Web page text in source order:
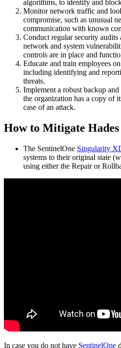
algorithms, to identify and
Monitor network traffic and
compromise, such as unusual
communication with known
Conduct regular security audits
network and system
controls are in place and
Educate and train employees
including identifying and
threats.
Implement a robust backup
the organization has a copy of
case of an attack.
How to Mitigate Hades
The SentinelOne Singularity
systems to their original state
using either the Repair or
In case you do not have SentinelOne